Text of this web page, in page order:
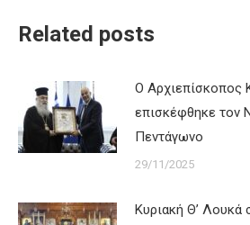
Related posts
Ο Αρχιεπίσκοπος
επισκέφθηκε τον
Πεντάγωνο
29/11/2025
Κυριακή Θ’ Λουκά